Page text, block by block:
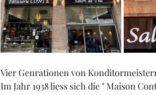
Vier Genrationen von
Im Jahr 1938 liess sich die " Maison